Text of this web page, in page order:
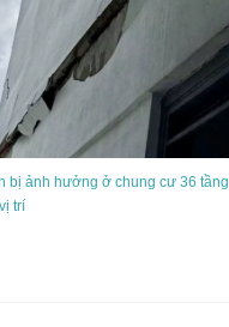
bị ảnh hưởng ở chung cư 36 tầng
trí